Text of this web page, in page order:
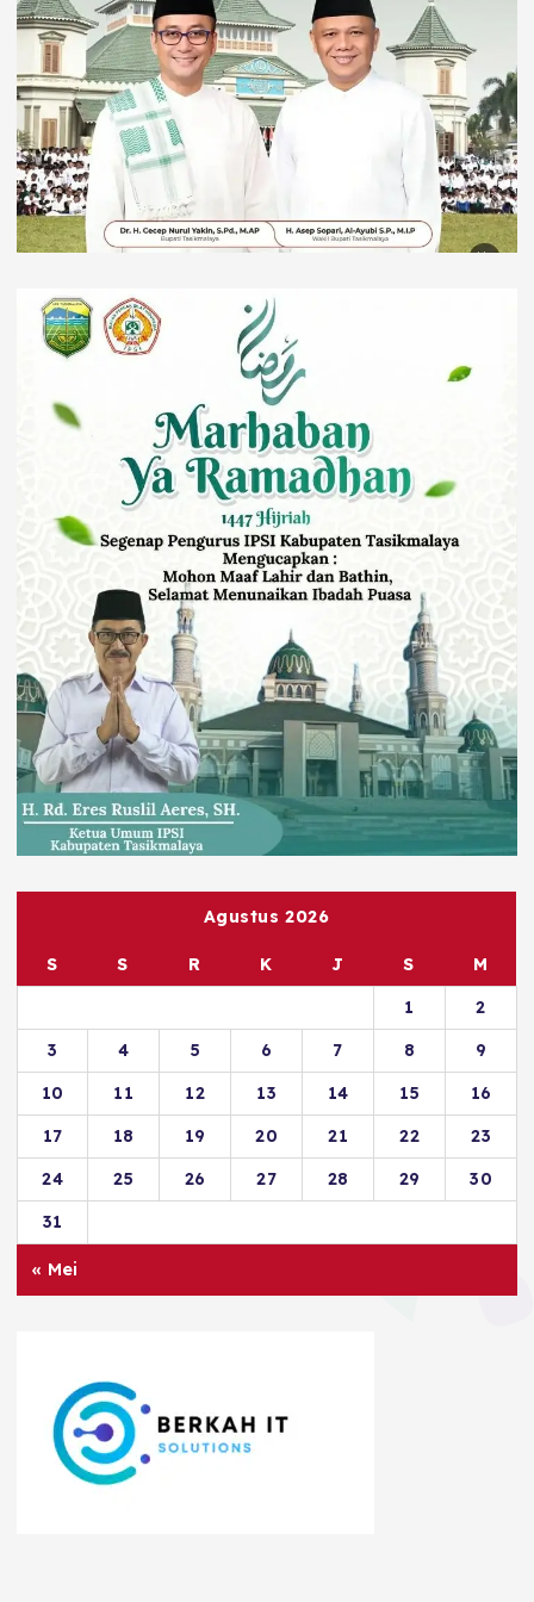
Agustus 2026
S S R K J S
M
1
2
3
4 5 6 7 8
9
10
11 12 13 14 15
16
17
18 19 20 21 22
23
24
25 26 27 28 29
30
31
« Mei